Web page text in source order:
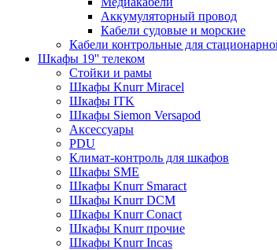
Аккумуляторный провод
Кабели судовые и морские
Кабели контрольные для
Шкафы 19'' телеком
Стойки и рамы
Шкафы Knurr Miracel
Шкафы ITK
Шкафы Siemon Versapod
Аксессуары
PDU
Климат-контроль для шкафов
Шкафы SME
Шкафы Knurr Smaract
Шкафы Knurr DCM
Шкафы Knurr Conact
Шкафы Knurr прочие
Шкафы Knurr Incas